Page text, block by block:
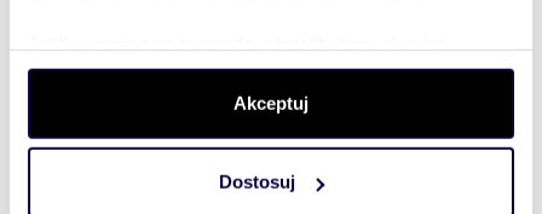
Gromadzić dane dotyczące Twojej lokalizacji
geograficznej z dokładnością nawet do kilku metrów
Identyfikować Twoje urządzenie, aktywnie analizując
czyli wirtualny odcisk palca)
Akceptuj
Dostosuj
Zastępca RPO dostrzega i pozytywnie ocenia
rządowe plany dofinansowania budownictwa
społecznego i komunalnego, uwzględnione w
budżecie na 2026 rok. Zauważa jednak trzeźwo, że
widoczne najwcześniej za kilka lat. Pismo kończy się